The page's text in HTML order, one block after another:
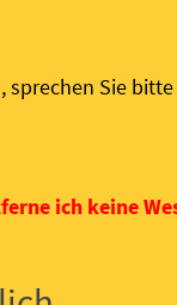
sprechen Sie
ich keine